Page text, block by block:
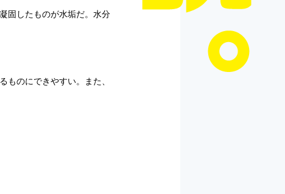
固したものが水垢だ。水分
ものにできやすい。また、